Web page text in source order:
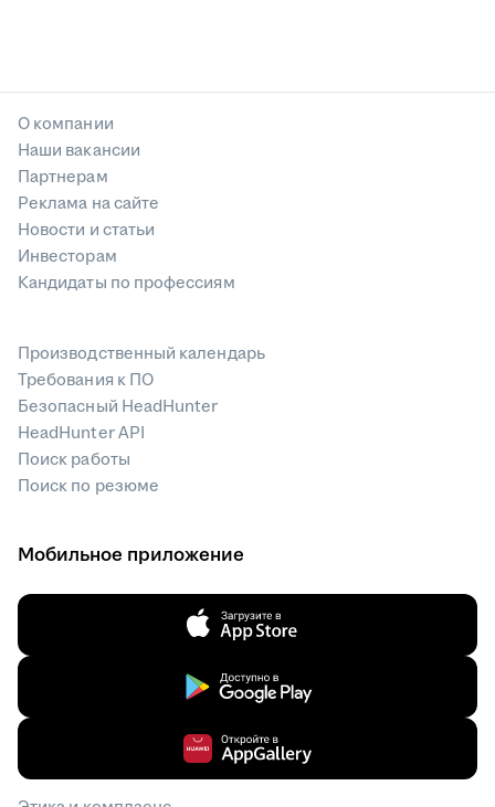
О компании
Наши вакансии
Партнерам
Реклама на сайте
Новости и статьи
Инвесторам
Кандидаты по профессиям
Производственный календарь
Требования к ПО
Безопасный HeadHunter
HeadHunter API
Поиск работы
Поиск по резюме
Мобильное приложение